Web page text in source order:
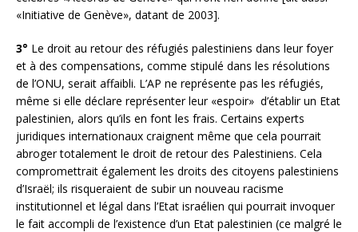
«Initiative de Genève», datant de 2003].
3° Le droit au retour des réfugiés palestiniens dans leur foyer
et à des compensations, comme stipulé dans les résolutions
de l’ONU, serait affaibli. L’AP ne représente pas les réfugiés,
même si elle déclare représenter leur «espoir» d’établir un Etat
palestinien, alors qu’ils en font les frais. Certains experts
juridiques internationaux craignent même que cela pourrait
abroger totalement le droit de retour des Palestiniens. Cela
compromettrait également les droits des citoyens palestiniens
d’Israël; ils risqueraient de subir un nouveau racisme
institutionnel et légal dans l’Etat israélien qui pourrait invoquer
le fait accompli de l’existence d’un Etat palestinien (ce malgré le